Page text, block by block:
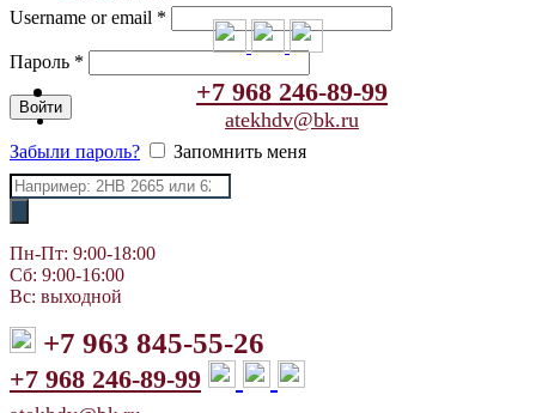
Username or email *
Пароль *
Войти
Забыли пароль? Запомнить меня
+7 968 246-89-99
atekhdv@bk.ru
Поиск
товаров
Пн-Пт: 9:00-18:00
Сб: 9:00-16:00
Вс: выходной
+7 963 845-55-26
+7 968 246-89-99